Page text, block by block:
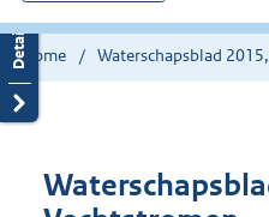
hier:
Home Waterschapsblad